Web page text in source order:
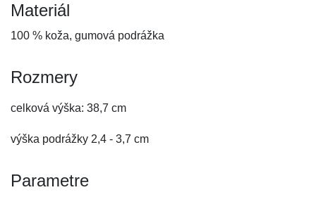
Materiál
100 % koža, gumová podrážka
Rozmery
celková výška: 38,7 cm
výška podrážky 2,4 - 3,7 cm
Parametre